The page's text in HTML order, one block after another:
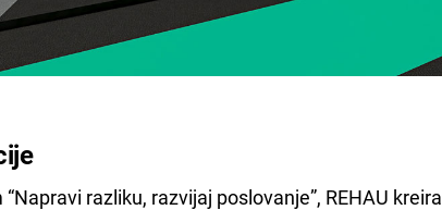
razliku, razvijaj poslovanje”, REHAU kreira